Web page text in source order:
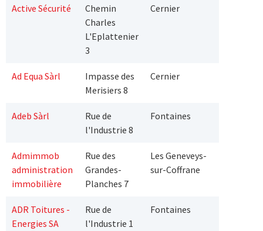
Active Sécurité
Chemin
Charles
L'Eplattenier
3
Cernier
Ad Equa Sàrl
Impasse des
Merisiers 8
Cernier
Adeb Sàrl
Rue de
l'Industrie 8
Fontaines
Admimmob
administration
immobilière
Rue des
Grandes-
Planches 7
Les Geneveys-
sur-Coffrane
ADR Toitures -
Energies SA
Rue de
l'Industrie 1
Fontaines